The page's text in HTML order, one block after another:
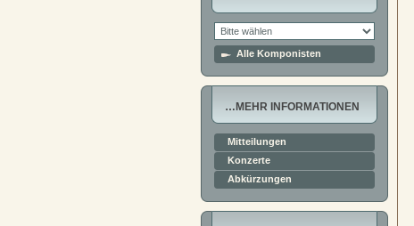
Alle Komponisten
…MEHR INFORMATIONEN
Mitteilungen
Konzerte
Abkürzungen